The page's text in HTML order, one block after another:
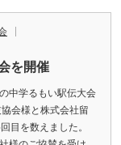
を開催
中学るもい駅伝大会
会様と株式会社留
目を数えました。